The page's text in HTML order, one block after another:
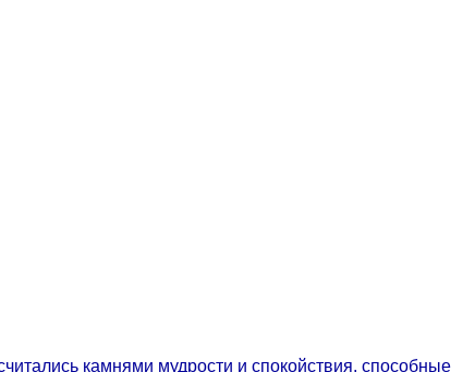
камнями мудрости и спокойствия, способные